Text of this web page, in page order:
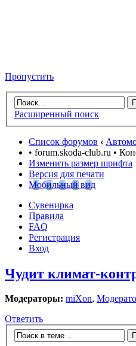
Пропустить
Расширенный поиск
Список форумов ‹
• forum.skoda-club.ru •
Изменить размер шрифта
Версия для печати
Мобильный вид
Сувенирка
Правила
FAQ
Регистрация
Вход
Чудит климат-
Модераторы: miXon,
Ответить